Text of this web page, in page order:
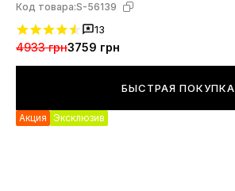
Код товара:S-56139
13
4933 грн3759 грн
БЫСТРАЯ ПОКУПКА
Акция Эксклюзив